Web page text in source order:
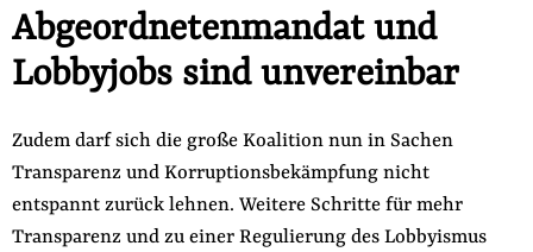
der
Website
Folge Uns
FacebookMastodon
BlueskyInstagram
YoutubeLinkedIn
Feed
Abgeordnetenmandat und
Lobbyjobs sind unvereinbar
Zudem darf sich die große Koalition nun in Sachen
Transparenz und Korruptionsbekämpfung nicht
entspannt zurück lehnen. Weitere Schritte für mehr
Transparenz und zu einer Regulierung des Lobbyismus